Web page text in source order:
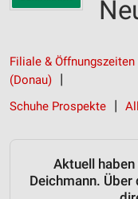
Filiale &
(Donau)
Schuhe Prospekte
Aktuell
Deichmann.